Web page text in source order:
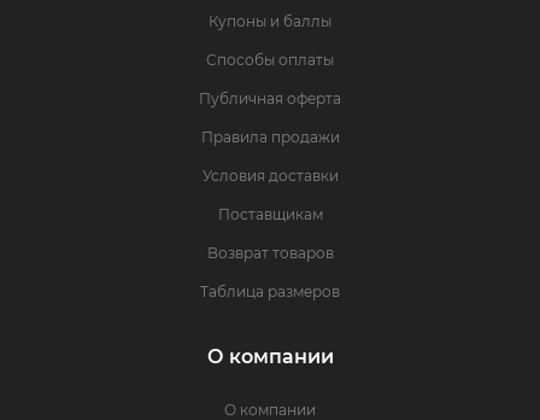
Купоны и баллы
Способы оплаты
Публичная оферта
Правила продажи
Условия доставки
Поставщикам
Возврат товаров
Таблица размеров
О компании
О компании